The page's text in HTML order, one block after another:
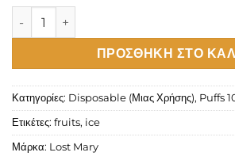
Lost Mary Tappo Air Prefilled Pod
ΠΡΟΣΘΉΚΗ ΣΤΟ
Κατηγορίες: Disposable (Μιας Χρήσης), Puffs
Ετικέτες: fruits, ice
Μάρκα: Lost Mary